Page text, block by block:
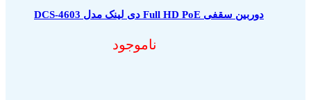
دوربین سقفی Full HD PoE دی لینک مدل DCS-4603
ناموجود